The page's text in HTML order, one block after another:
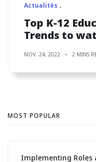
Actualités
Top K-12
Trends to
NOV. 24, 2022 2 MINS
MOST POPULAR
Implementing Roles